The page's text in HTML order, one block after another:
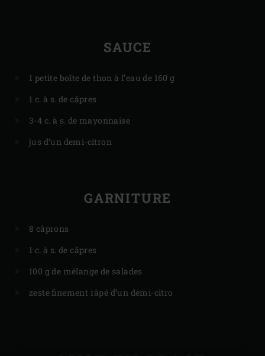
SAUCE
1 petite boîte de thon à l’eau de 160 g
1 c. à s. de câpres
3-4 c. à s. de mayonnaise
jus d’un demi-citron
GARNITURE
8 câprons
1 c. à s. de câpres
100 g de mélange de salades
zeste finement râpé d’un demi-citro